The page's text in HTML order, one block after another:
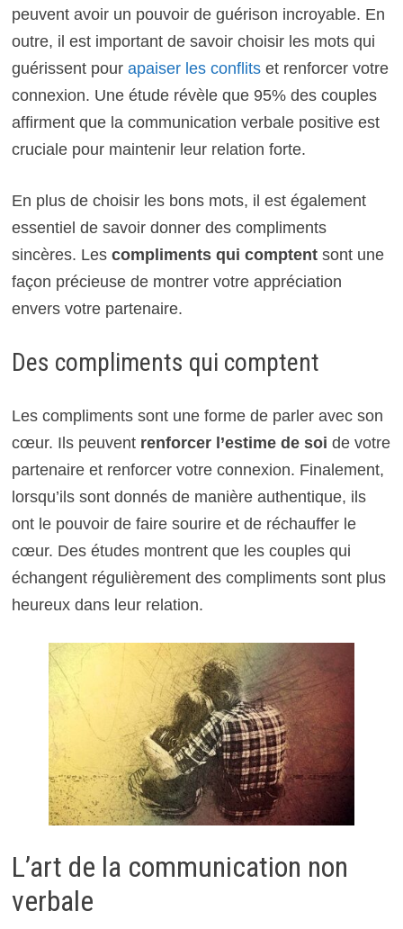
peuvent avoir un pouvoir de guérison incroyable. En
outre, il est important de savoir choisir les mots qui
guérissent pour apaiser les conflitset renforcer votre
connexion. Une étude révèle que 95% des couples
affirment que la communication verbale positive est
cruciale pour maintenir leur relation forte.
En plus de choisir les bons mots, il est également
essentiel de savoir donner des compliments
sincères. Les compliments qui comptentsont une
façon précieuse de montrer votre appréciation
envers votre partenaire.
Des compliments qui comptent
Les compliments sont une forme de parler avec son
cœur. Ils peuvent renforcer l’estime de soi de votre
partenaire et renforcer votre connexion. Finalement,
lorsqu’ils sont donnés de manière authentique, ils
ont le pouvoir de faire sourire et de réchauffer le
cœur. Des études montrent que les couples qui
échangent régulièrement des compliments sont plus
heureux dans leur relation.
L’art de la communication non
verbale